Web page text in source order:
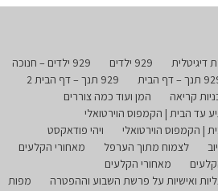
929 ילדים
929 ילדים – חנוכה
– דף הבית
929 תנך – דף הבית 2
קריאה
המן ועוד כמה צוררים
עד הבית | הקמפוס הוירטואלי
| הקמפוס הוירטואלי
ויהי פודאקסט
לצמוח מתוך הערפל
מאחורי הקלעים
מאחורי הקלעים
ואישיות על פרשת השבוע וההפטרה
מפות